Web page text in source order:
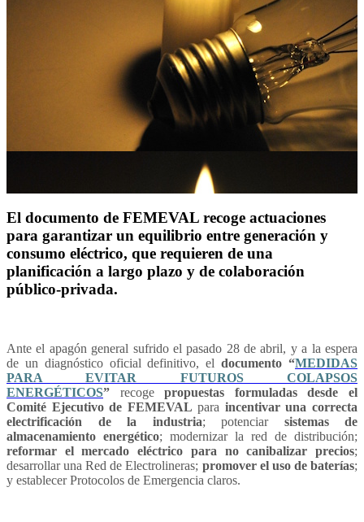
El documento de FEMEVAL recoge actuaciones
para garantizar un equilibrio entre generación y
consumo eléctrico, que requieren de una
planificación a largo plazo y de colaboración
público-privada.
Ante el apagón general sufrido el pasado 28 de abril, y a la espera
de un diagnóstico oficial definitivo, eldocumento “MEDIDAS
PARA EVITAR FUTUROS COLAPSOS
ENERGÉTICOS” recogepropuestas formuladas desde
el
Comité Ejecutivo de FEMEVAL para incentivar una correcta
electrificación de la industria; potenciar sistemas de
almacenamiento energético; modernizar la red de distribución;
reformar el mercado eléctrico para no canibalizar precios;
desarrollar una Red de Electrolineras; promover el uso de baterías;
y establecer Protocolos de Emergencia claros.